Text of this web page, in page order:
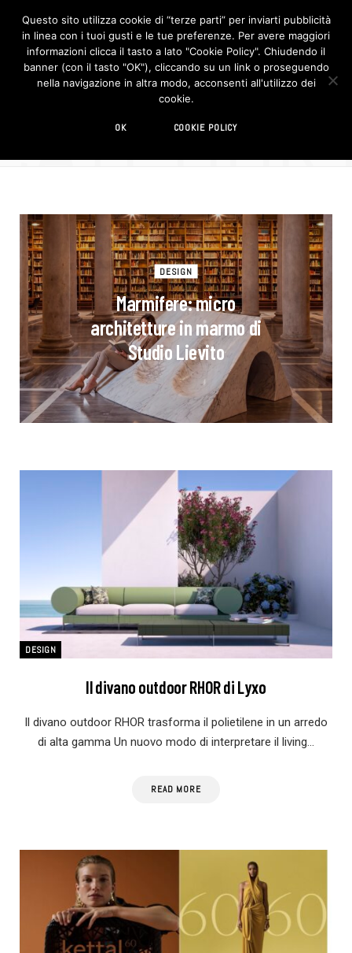
F
c
e
b
o
I
n
s
t
Outdoor
DESIGN
Marmifere: micro
architetture in marmo di
Studio Lievito
DESIGN
Il divano outdoor RHOR di Lyxo
Il divano outdoor RHOR trasforma il polietilene in un arredo
di alta gamma Un nuovo modo di interpretare il living…
READ MORE
Questo sito utilizza cookie di “terze parti” per inviarti pubblicità
in linea con i tuoi gusti e le tue preferenze. Per avere maggiori
informazioni clicca il tasto a lato "Cookie Policy". Chiudendo il
banner (con il tasto "OK"), cliccando su un link o proseguendo
nella navigazione in altra modo, acconsenti all'utilizzo dei
cookie.
OK COOKIE POLICY